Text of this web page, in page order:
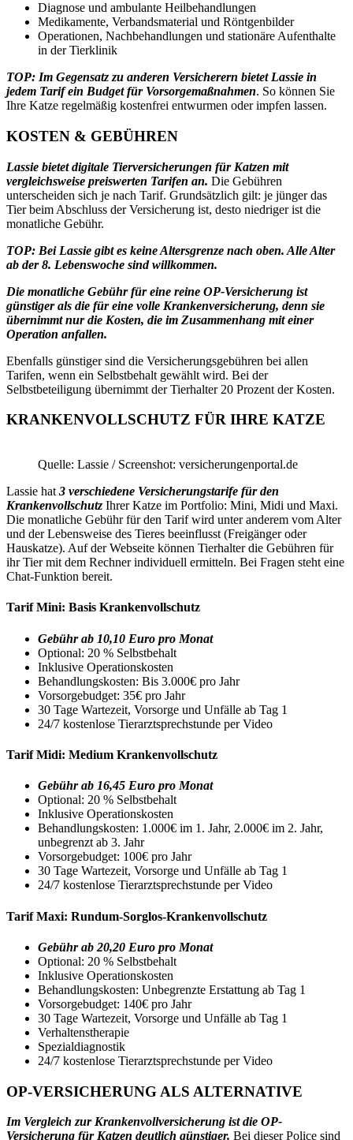
Diagnose und ambulante Heilbehandlungen
Medikamente, Verbandsmaterial und Röntgenbilder
Operationen, Nachbehandlungen und stationäre Aufenthalte
in der Tierklinik
TOP: Im Gegensatz zu anderen Versicherern bietet Lassie in
jedem Tarif ein Budget für Vorsorgemaßnahmen. So können Sie
Ihre Katze regelmäßig kostenfrei entwurmen oder impfen lassen.
KOSTEN & GEBÜHREN
Lassie bietet digitale Tierversicherungen für Katzen mit
vergleichsweise preiswerten Tarifen an. Die Gebühren
unterscheiden sich je nach Tarif. Grundsätzlich gilt: je jünger das
Tier beim Abschluss der Versicherung ist, desto niedriger ist die
monatliche Gebühr.
TOP: Bei Lassie gibt es keine Altersgrenze nach oben. Alle Alter
ab der 8. Lebenswoche sind willkommen.
Die monatliche Gebühr für eine reine OP-Versicherung ist
günstiger als die für eine volle Krankenversicherung, denn sie
übernimmt nur die Kosten, die im Zusammenhang mit einer
Operation anfallen.
Ebenfalls günstiger sind die Versicherungsgebühren bei allen
Tarifen, wenn ein Selbstbehalt gewählt wird. Bei der
Selbstbeteiligung übernimmt der Tierhalter 20 Prozent der Kosten.
KRANKENVOLLSCHUTZ FÜR IHRE KATZE
Quelle: Lassie / Screenshot: versicherungenportal.de
Lassie hat 3 verschiedene Versicherungstarife für den
Krankenvollschutz Ihrer Katze im Portfolio: Mini, Midi und Maxi.
Die monatliche Gebühr für den Tarif wird unter anderem vom Alter
und der Lebensweise des Tieres beeinflusst (Freigänger oder
Hauskatze). Auf der Webseite können Tierhalter die Gebühren für
ihr Tier mit dem Rechner individuell ermitteln. Bei Fragen steht eine
Chat-Funktion bereit.
Tarif Mini: Basis Krankenvollschutz
Gebühr ab 10,10 Euro pro Monat
Optional: 20 % Selbstbehalt
Inklusive Operationskosten
Behandlungskosten: Bis 3.000€ pro Jahr
Vorsorgebudget: 35€ pro Jahr
30 Tage Wartezeit, Vorsorge und Unfälle ab Tag 1
24/7 kostenlose Tierarztsprechstunde per Video
Tarif Midi: Medium Krankenvollschutz
Gebühr ab 16,45 Euro pro Monat
Optional: 20 % Selbstbehalt
Inklusive Operationskosten
Behandlungskosten: 1.000€ im 1. Jahr, 2.000€ im 2. Jahr,
unbegrenzt ab 3. Jahr
Vorsorgebudget: 100€ pro Jahr
30 Tage Wartezeit, Vorsorge und Unfälle ab Tag 1
24/7 kostenlose Tierarztsprechstunde per Video
Tarif Maxi: Rundum-Sorglos-Krankenvollschutz
Gebühr ab 20,20 Euro pro Monat
Optional: 20 % Selbstbehalt
Inklusive Operationskosten
Behandlungskosten: Unbegrenzte Erstattung ab Tag 1
Vorsorgebudget: 140€ pro Jahr
30 Tage Wartezeit, Vorsorge und Unfälle ab Tag 1
Verhaltenstherapie
Spezialdiagnostik
24/7 kostenlose Tierarztsprechstunde per Video
OP-VERSICHERUNG ALS ALTERNATIVE
Im Vergleich zur Krankenvollversicherung ist die OP-
Versicherung für Katzen deutlich günstiger. Bei dieser Police sind